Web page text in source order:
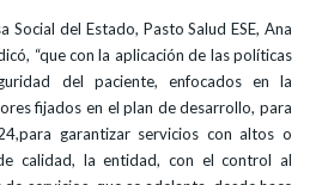
Social del Estado, Pasto Salud ESE, Ana
“que con la aplicación de las políticas
del paciente, enfocados en la
fijados en el plan de desarrollo, para
garantizar servicios con altos o
calidad, la entidad, con el control al